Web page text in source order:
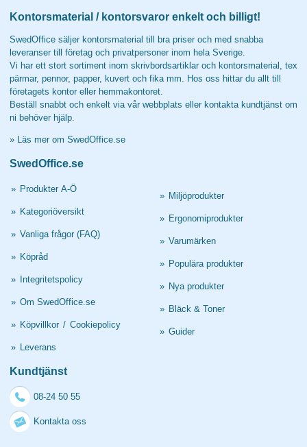
Kontorsmaterial / kontorsvaror enkelt och billigt!
SwedOffice säljer kontorsmaterial till bra priser och med snabba
leveranser till företag och privatpersoner inom hela Sverige.
Vi har ett stort sortiment inom skrivbordsartiklar och kontorsmaterial, tex
pärmar, pennor, papper, kuvert och fika mm. Hos oss hittar du allt till
företagets kontor eller hemmakontoret.
Beställ snabbt och enkelt via vår webbplats eller kontakta kundtjänst om
ni behöver hjälp.
» Läs mer om SwedOffice.se
SwedOffice.se
» Produkter A-Ö
» Kategoriöversikt
» Vanliga frågor (FAQ)
» Köpråd
» Integritetspolicy
» Om SwedOffice.se
» Köpvillkor / Cookiepolicy
» Leverans
» Miljöprodukter
» Ergonomiprodukter
» Varumärken
» Populära produkter
» Nya produkter
» Bläck & Toner
» Guider
Kundtjänst
08-24 50 55
Kontakta oss